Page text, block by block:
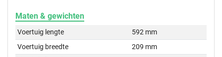
Maten & gewichten
Voertuig lengte
592 mm
Voertuig breedte
209 mm